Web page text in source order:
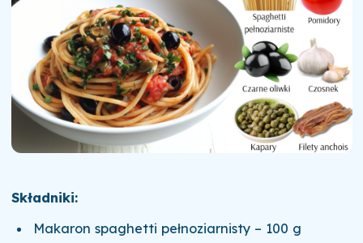
Składniki:
Makaron spaghetti pełnoziarnisty – 100 g